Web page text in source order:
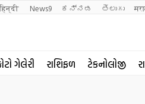
हिन्दी News9 ಕನ್ನಡ తెలుగు
ગેલેરી રાશિફળ ટેકનોલોજી